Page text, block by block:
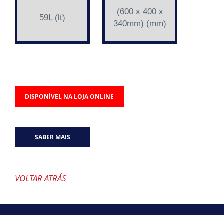
59L (lt)
(600 x 400 x
340mm) (mm)
DISPONÍVEL NA LOJA ONLINE
SABER MAIS
VOLTAR ATRÁS